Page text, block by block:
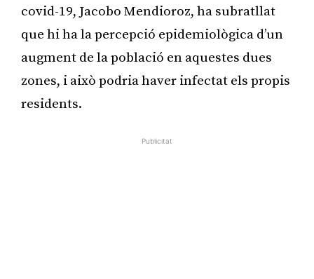
covid-19, Jacobo Mendioroz, ha subratllat
que hi ha la percepció epidemiològica d’un
augment de la població en aquestes dues
zones, i això podria haver infectat els propis
residents.
Publicitat